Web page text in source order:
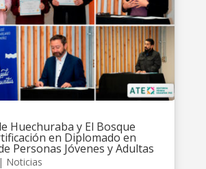
Huechuraba y El Bosque
en Diplomado en
Personas Jóvenes y Adultas
| Noticias